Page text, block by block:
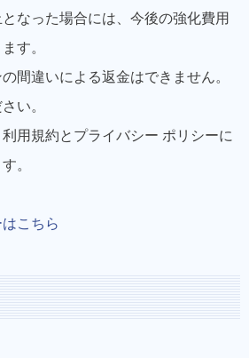
なった場合には、今後の強化費用
す。
間違いによる返金はできません。
い。
利用規約とプライバシー ポリシーに
。
こちら